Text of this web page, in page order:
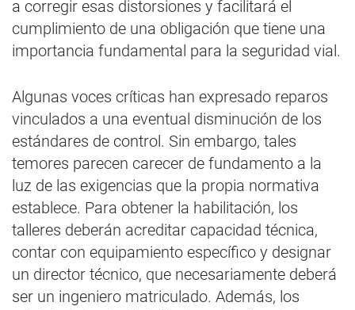
a corregir esas distorsiones y facilitará el
cumplimiento de una obligación que tiene una
importancia fundamental para la seguridad vial.
Algunas voces críticas han expresado reparos
vinculados a una eventual disminución de los
estándares de control. Sin embargo, tales
temores parecen carecer de fundamento a la
luz de las exigencias que la propia normativa
establece. Para obtener la habilitación, los
talleres deberán acreditar capacidad técnica,
contar con equipamiento específico y designar
un director técnico, que necesariamente deberá
ser un ingeniero matriculado. Además, los